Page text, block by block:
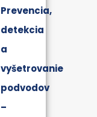
Prevencia,
detekcia
a
vyšetrovanie
podvodov
–